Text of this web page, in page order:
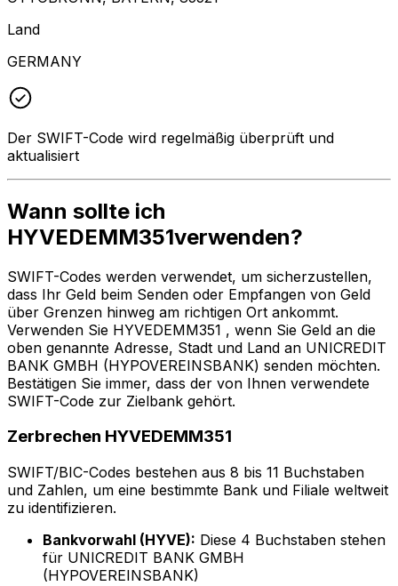
Land
GERMANY
Der SWIFT-Code wird regelmäßig überprüft und
aktualisiert
Wann sollte ich
HYVEDEMM351verwenden?
SWIFT-Codes werden verwendet, um sicherzustellen,
dass Ihr Geld beim Senden oder Empfangen von Geld
über Grenzen hinweg am richtigen Ort ankommt.
Verwenden Sie HYVEDEMM351 , wenn Sie Geld an die
oben genannte Adresse, Stadt und Land an UNICREDIT
BANK GMBH (HYPOVEREINSBANK) senden möchten.
Bestätigen Sie immer, dass der von Ihnen verwendete
SWIFT-Code zur Zielbank gehört.
Zerbrechen HYVEDEMM351
SWIFT/BIC-Codes bestehen aus 8 bis 11 Buchstaben
und Zahlen, um eine bestimmte Bank und Filiale weltweit
zu identifizieren.
Bankvorwahl (HYVE): Diese 4 Buchstaben stehen
für UNICREDIT BANK GMBH
(HYPOVEREINSBANK)